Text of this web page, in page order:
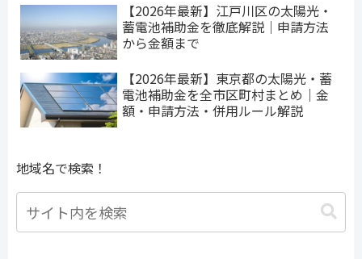
【2026年最新】江戸川区の太陽光・
蓄電池補助金を徹底解説｜申請方法
から金額まで
【2026年最新】東京都の太陽光・蓄
電池補助金を全市区町村まとめ｜金
額・申請方法・併用ルール解説
地域名で検索！